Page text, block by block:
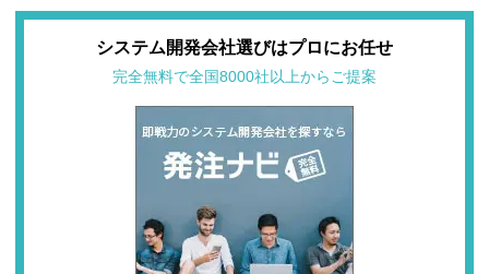
システム開発会社選びはプロにお任せ
完全無料で全国8000社以上からご提案